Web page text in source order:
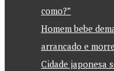
como?”
Homem bebe
arrancado e morre
Cidade japonesa